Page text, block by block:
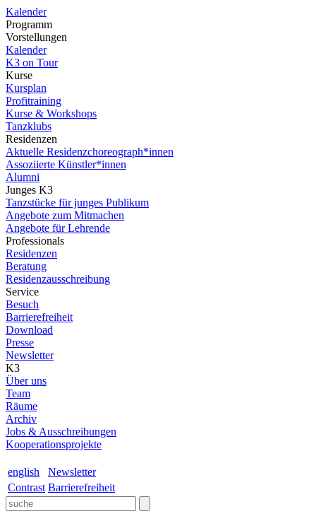
Kalender
Programm
Vorstellungen
Kalender
K3 on Tour
Kurse
Kursplan
Profitraining
Kurse & Workshops
Tanzklubs
Residenzen
Aktuelle Residenzchoreograph*innen
Assoziierte Künstler*innen
Alumni
Junges K3
Tanzstücke für junges Publikum
Angebote zum Mitmachen
Angebote für Lehrende
Professionals
Residenzen
Beratung
Residenzausschreibung
Service
Besuch
Barrierefreiheit
Download
Presse
Newsletter
K3
Über uns
Team
Räume
Archiv
Jobs & Ausschreibungen
Kooperationsprojekte
english
Newsletter
Contrast Barrierefreiheit